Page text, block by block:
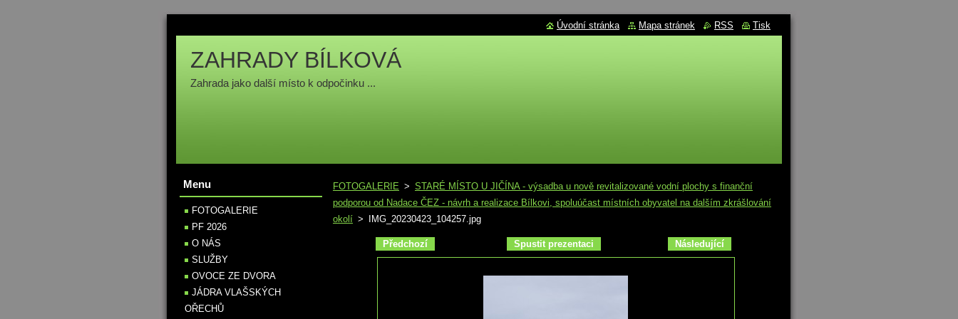
ZAHRADY BÍLKOVÁ
Zahrada jako další místo k odpočinku ...
FOTOGALERIE > STARÉ MÍSTO U JIČÍNA - výsadba u nově revitalizované vodní plochy s finanční
podporou od Nadace ČEZ - návrh a realizace Bílkovi, spoluúčast místních obyvatel na dalším zkrášlování
okolí > IMG_20230423_104257.jpg
Předchozí Spustit prezentaci Následující
Menu
FOTOGALERIE
PF 2026
O NÁS
SLUŽBY
OVOCE ZE DVORA
JÁDRA VLAŠSKÝCH
OŘECHŮ
Úvodní stránka Mapa stránek RSS Tisk